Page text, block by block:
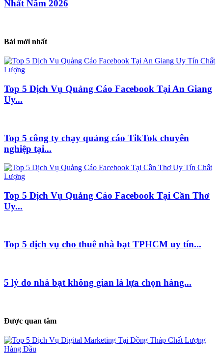
Nhất Năm 2026
Bài mới nhất
Top 5 Dịch Vụ Quảng Cáo Facebook Tại An Giang
Uy...
Top 5 công ty chạy quảng cáo TikTok chuyên
nghiệp tại...
Top 5 Dịch Vụ Quảng Cáo Facebook Tại Cần Thơ
Uy...
Top 5 dịch vụ cho thuê nhà bạt TPHCM uy tín...
5 lý do nhà bạt không gian là lựa chọn hàng...
Được quan tâm